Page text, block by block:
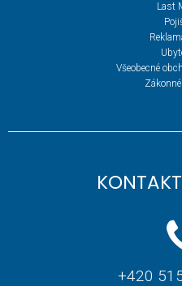
Last
Všeobecné
+420